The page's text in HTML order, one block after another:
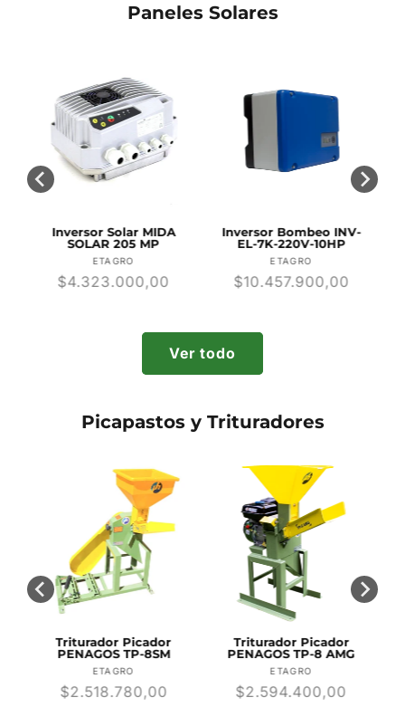
Paneles Solares
Inversor Solar MIDA
SOLAR 205 MP
Proveedor:
ETAGRO
Precio
$4.323.000,00
Inversor Bombeo INV-
EL-7K-220V-10HP
Proveedor:
ETAGRO
Precio
$10.457.900,00
Ver todo
Picapastos y Trituradores
Triturador Picador
PENAGOS TP-8SM
Proveedor:
ETAGRO
Precio
$2.518.780,00
Triturador Picador
PENAGOS TP-8 AMG
Proveedor:
ETAGRO
Precio
$2.594.400,00